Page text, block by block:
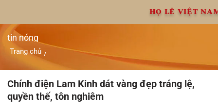
nội
dung
HỌ LÊ VIỆT
tin nóng
Trang chủ /
Chính điện Lam Kinh dát vàng đẹp tráng lệ, quyền thế, tôn
nghiêm
Chính điện Lam Kinh dát vàng đẹp tráng lệ,
quyền thế, tôn nghiêm